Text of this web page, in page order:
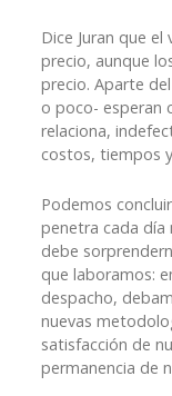
Dice Juran que
precio, aunque
precio. Aparte
o poco- esperan
relaciona,
costos, tiempos
Podemos
penetra cada día
debe
que laboramos:
despacho,
nuevas
satisfacción de
permanencia de